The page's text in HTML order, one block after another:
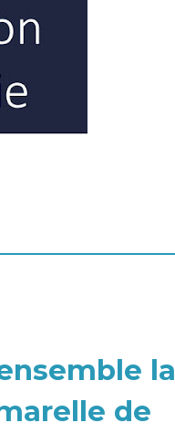
la
de